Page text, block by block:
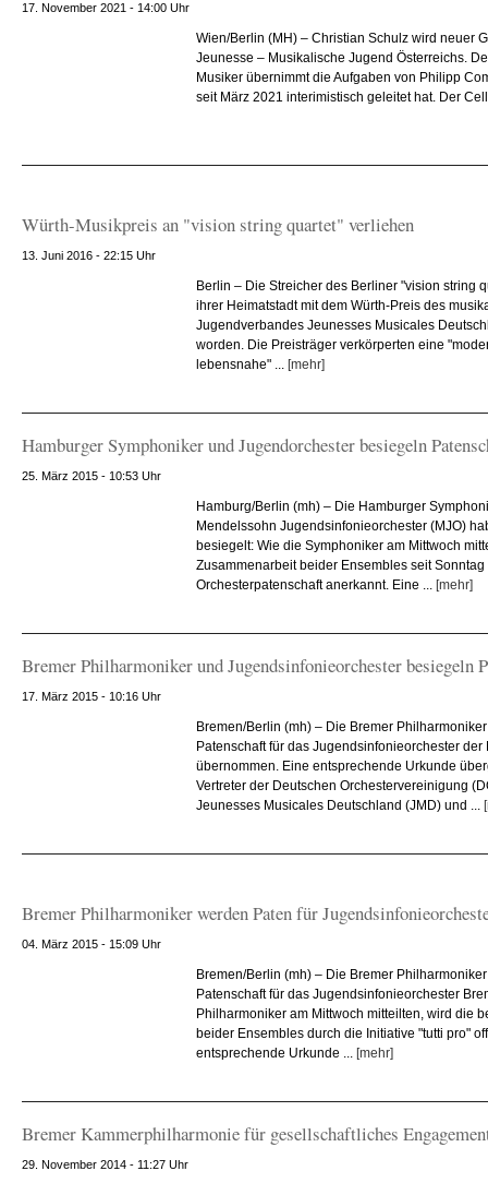
17. November 2021 - 14:00 Uhr
Wien/Berlin (MH) – Christian Schulz wird neuer
Jeunesse – Musikalische Jugend Österreichs.
Musiker übernimmt die Aufgaben von Philipp
seit März 2021 interimistisch geleitet hat. Der
Würth-Musikpreis an "vision string quartet" verliehen
13. Juni 2016 - 22:15 Uhr
Berlin – Die Streicher des Berliner "vision string
ihrer Heimatstadt mit dem Würth-Preis des
Jugendverbandes Jeunesses Musicales
worden. Die Preisträger verkörperten eine
lebensnahe" ... [mehr]
Hamburger Symphoniker und Jugendorchester besiegeln
25. März 2015 - 10:53 Uhr
Hamburg/Berlin (mh) – Die Hamburger
Mendelssohn Jugendsinfonieorchester (MJO)
besiegelt: Wie die Symphoniker am Mittwoch
Zusammenarbeit beider Ensembles seit Sonntag
Orchesterpatenschaft anerkannt. Eine ... [mehr]
Bremer Philharmoniker und Jugendsinfonieorchester besiegeln
17. März 2015 - 10:16 Uhr
Bremen/Berlin (mh) – Die Bremer
Patenschaft für das Jugendsinfonieorchester
übernommen. Eine entsprechende Urkunde
Vertreter der Deutschen Orchestervereinigung
Jeunesses Musicales Deutschland (JMD) und ...
Bremer Philharmoniker werden Paten für
04. März 2015 - 15:09 Uhr
Bremen/Berlin (mh) – Die Bremer
Patenschaft für das Jugendsinfonieorchester
Philharmoniker am Mittwoch mitteilten, wird die
beider Ensembles durch die Initiative "tutti pro"
entsprechende Urkunde ... [mehr]
Bremer Kammerphilharmonie für gesellschaftliches
29. November 2014 - 11:27 Uhr